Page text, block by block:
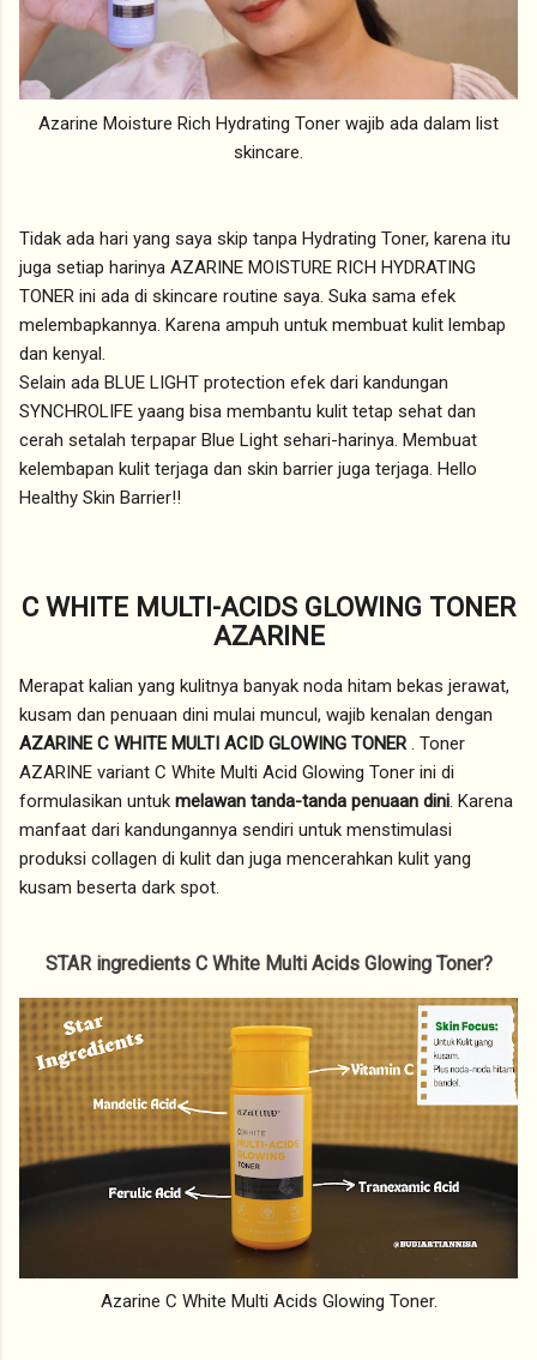
Azarine Moisture Rich Hydrating Toner wajib ada dalam list
skincare.
Tidak ada hari yang saya skip tanpa Hydrating Toner, karena itu
juga setiap harinya AZARINE MOISTURE RICH HYDRATING
TONER ini ada di skincare routine saya. Suka sama efek
melembapkannya. Karena ampuh untuk membuat kulit lembap
dan kenyal.
Selain ada BLUE LIGHT protection efek dari kandungan
SYNCHROLIFE yaang bisa membantu kulit tetap sehat dan
cerah setalah terpapar Blue Light sehari-harinya. Membuat
kelembapan kulit terjaga dan skin barrier juga terjaga. Hello
Healthy Skin Barrier!!
C WHITE MULTI-ACIDS GLOWING TONER
AZARINE
Merapat kalian yang kulitnya banyak noda hitam bekas jerawat,
kusam dan penuaan dini mulai muncul, wajib kenalan dengan
AZARINE C WHITE MULTI ACID GLOWING TONER. Toner
AZARINE variant C White Multi Acid Glowing Toner ini di
formulasikan untuk melawan tanda-tanda penuaan dini. Karena
manfaat dari kandungannya sendiri untuk menstimulasi
produksi collagen di kulit dan juga mencerahkan kulit yang
kusam beserta dark spot.
STAR ingredients C White Multi Acids Glowing Toner?
Azarine C White Multi Acids Glowing Toner.